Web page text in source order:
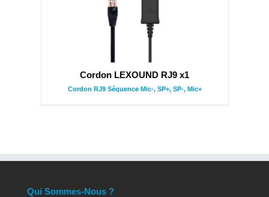
Cordon LEXOUND RJ9 x1
Cordon RJ9 Séquence Mic-, SP+, SP-, Mic+
Qui Sommes-Nous ?